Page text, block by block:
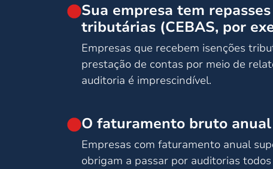
Sua empresa tem
tributárias (CEBAS, por
Empresas que recebem isenções
prestação de contas por meio de
auditoria é imprescindível.
O faturamento bruto
Empresas com faturamento anual
obrigam a passar por auditorias todos